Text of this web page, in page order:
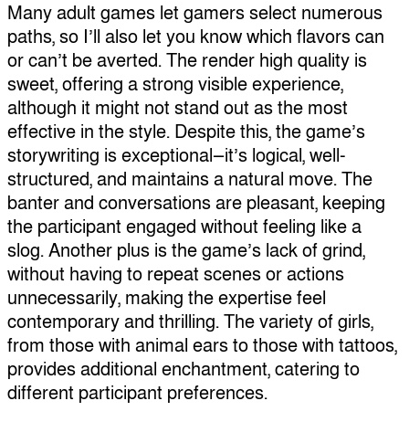
Many adult games let gamers select numerous
paths, so I’ll also let you know which flavors can
or can’t be averted. The render high quality is
sweet, offering a strong visible experience,
although it might not stand out as the most
effective in the style. Despite this, the game’s
storywriting is exceptional—it’s logical, well-
structured, and maintains a natural move. The
banter and conversations are pleasant, keeping
the participant engaged without feeling like a
slog. Another plus is the game’s lack of grind,
without having to repeat scenes or actions
unnecessarily, making the expertise feel
contemporary and thrilling. The variety of girls,
from those with animal ears to those with tattoos,
provides additional enchantment, catering to
different participant preferences.